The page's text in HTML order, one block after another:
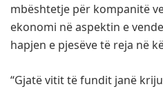
mbështetje për kompanitë
ekonomi në aspektin e
hapjen e pjesëve të reja në
“Gjatë vitit të fundit janë